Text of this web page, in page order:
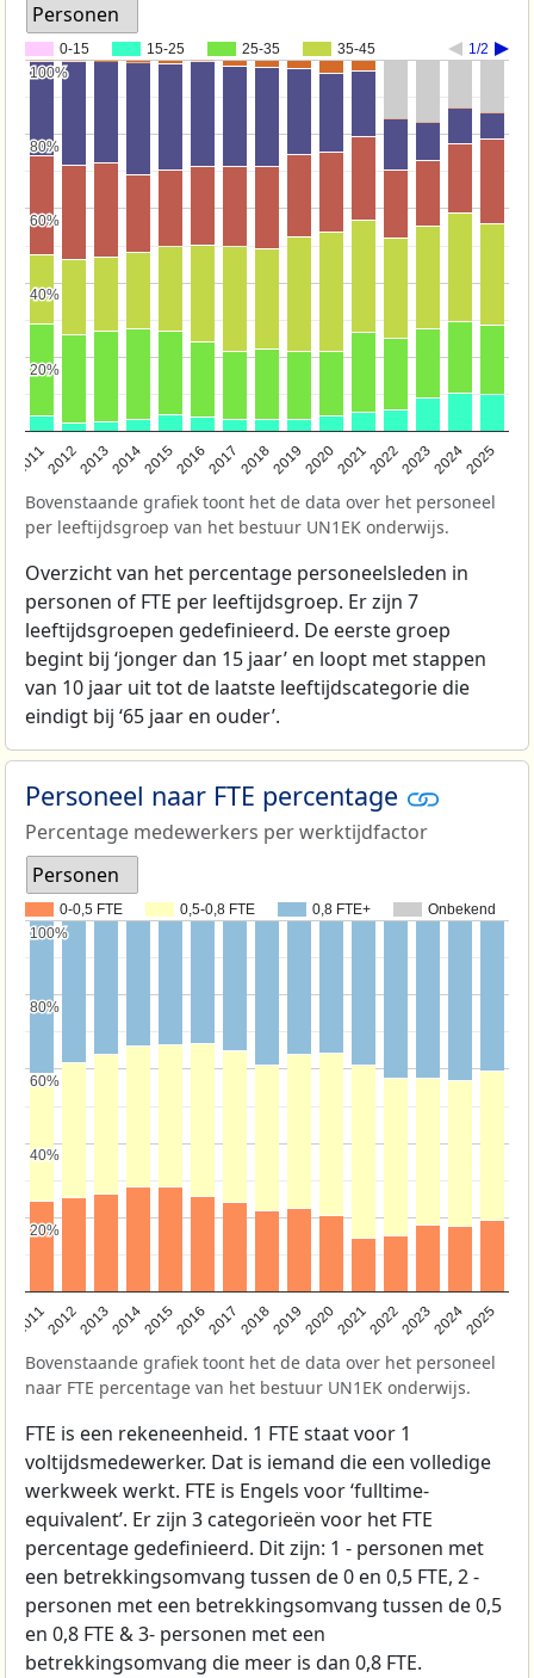
Personen
0-15 15-25 25-35 35-45 1/2
201120122013201420152016201720182019202020212022202320242025
20%
20%
40%
40%
60%
60%
80%
80%
100%
100%
Bovenstaande grafiek toont het de data over het personeel
per leeftijdsgroep van het bestuur UN1EK onderwijs.
Overzicht van het percentage personeelsleden in
personen of FTE per leeftijdsgroep. Er zijn 7
leeftijdsgroepen gedefinieerd. De eerste groep
begint bij ‘jonger dan 15 jaar’ en loopt met stappen
van 10 jaar uit tot de laatste leeftijdscategorie die
eindigt bij ‘65 jaar en ouder’.
Personeel naar FTE percentage
Percentage medewerkers per werktijdfactor
Personen
0-0,5 FTE 0,5-0,8 FTE 0,8 FTE+ Onbekend
201120122013201420152016201720182019202020212022202320242025
20%
20%
40%
40%
60%
60%
80%
80%
100%
100%
Bovenstaande grafiek toont het de data over het personeel
naar FTE percentage van het bestuur UN1EK onderwijs.
FTE is een rekeneenheid. 1 FTE staat voor 1
voltijdsmedewerker. Dat is iemand die een volledige
werkweek werkt. FTE is Engels voor ‘fulltime-
equivalent’. Er zijn 3 categorieën voor het FTE
percentage gedefinieerd. Dit zijn: 1 - personen met
een betrekkingsomvang tussen de 0 en 0,5 FTE, 2 -
personen met een betrekkingsomvang tussen de 0,5
en 0,8 FTE & 3- personen met een
betrekkingsomvang die meer is dan 0,8 FTE.